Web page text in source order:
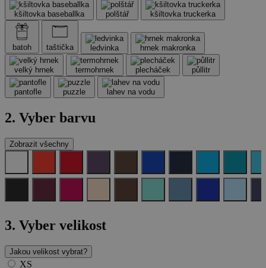
kšiltovka baseballka polštář kšiltovka truckerka
batoh taštička ledvinka hrnek makronka
velký hrnek termohrnek plecháček půllitr
pantofle puzzle lahev na vodu
2. Vyber barvu
Zobrazit všechny
3. Vyber velikost
Jakou velikost vybrat?
XS